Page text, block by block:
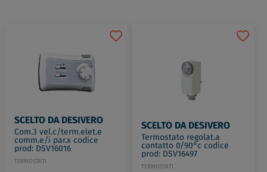
SCELTO DA DESIVERO
Com.3 vel.c/term.elet.e
comm.e/i par.x codice
prod: DSV16016
TERMOSTATI
SCELTO DA DESIVERO
Termostato regolat.a
contatto 0/90°c codice
prod: DSV16497
TERMOSTATI